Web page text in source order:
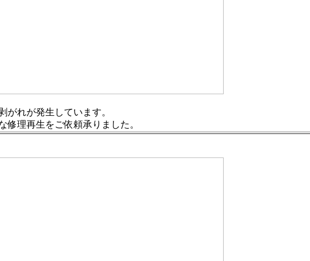
がれが発生しています。
理再生をご依頼承りました。